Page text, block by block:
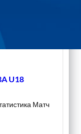
U18
Матч